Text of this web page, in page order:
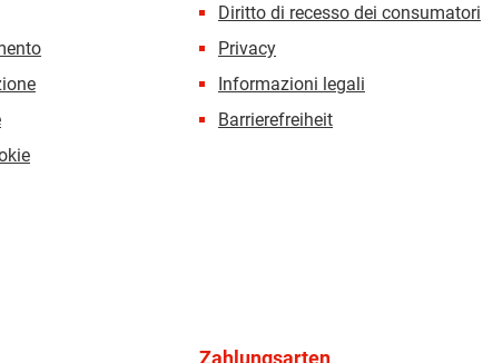
Diritto di recesso dei consumatori
Privacy
Informazioni legali
Barrierefreiheit
Zahlungsarten